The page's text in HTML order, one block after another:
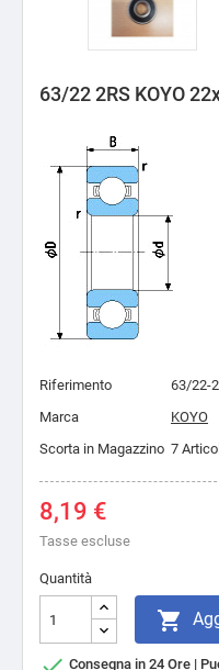
63/22 2RS KOYO
Riferimento
63/22-
Marca
KOYO
Scorta in Magazzino 7
8,19 €
Tasse escluse
Quantità

Consegna in 24 Ore |